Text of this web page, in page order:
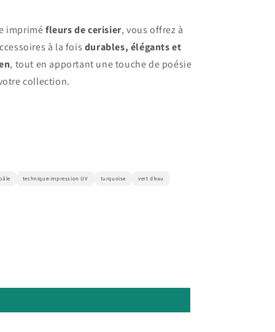
impriméfleurs de cerisier, vous offrez à
à la fois durables, élégants et
, tout en apportant une touche de poésie
collection.
technique:impression UV turquoise vert d’eau